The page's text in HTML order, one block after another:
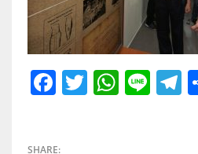
Facebook
Twitter